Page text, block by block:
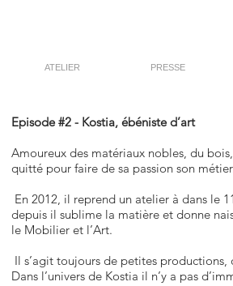
ATELIER PRESSE
Episode #2 - Kostia, ébéniste d’art
Amoureux des matériaux nobles, du
quitté pour faire de sa passion son
En 2012, il reprend un atelier à dans le
depuis il sublime la matière et donne
le Mobilier et l’Art.
Il s’agit toujours de petites
Dans l’univers de Kostia il n’y a pas